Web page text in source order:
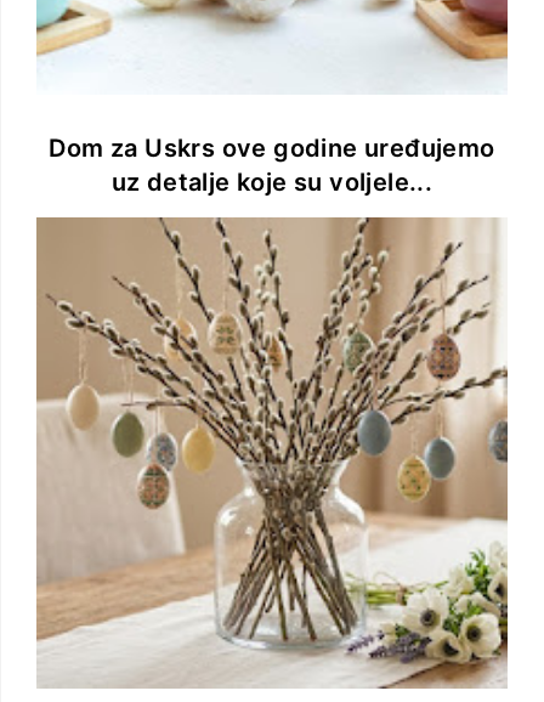
Dom za Uskrs ove godine uređujemo
uz detalje koje su voljele...